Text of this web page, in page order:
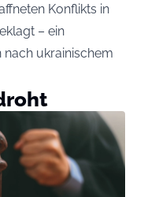
Konflikts in
– ein
ukrainischem